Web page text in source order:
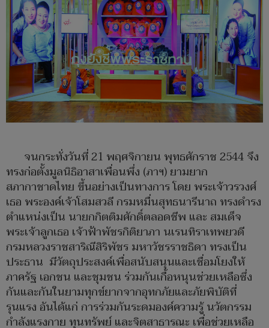
จนกระทั่งวันที่ 21 พฤศจิกายน พุทธศักราช 2544 จึง
ทรงก่อตั้งมูลนิธิอาสาเพื่อนพึ่ง (ภาฯ) ยามยาก
สภากาชาดไทย ขึ้นอย่างเป็นทางการ โดย พระเจ้าวรวงศ์
เธอ พระองค์เจ้าโสมสวลี กรมหมื่นสุทธนารีนาถ ทรงดำรง
ตำแหน่งเป็น นายกกิตติมศักดิ์ตลอดชีพ และ สมเด็จ
พระเจ้าลูกเธอ เจ้าฟ้าพัชรกิติยาภา นเรนทิราเทพยวดี
กรมหลวงราชสาริณีสิริพัชร มหาวัชรราชธิดา ทรงเป็น
ประธาน มีวัตถุประสงค์เพื่อสนับสนุนและเชื่อมโยงให้
ภาครัฐ เอกชน และชุมชน ร่วมกันเกื้อหนุนช่วยเหลือซึ่ง
กันและกันในยามทุกข์ยากจากอุทกภัยและภัยพิบัติที่
รุนแรง อันได้แก่ การร่วมกันระดมองค์ความรู้ นวัตกรรม
กำลังแรงกาย ทุนทรัพย์ และจิตสาธารณะ เพื่อช่วยเหลือ